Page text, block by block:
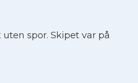
uten spor. Skipet var på